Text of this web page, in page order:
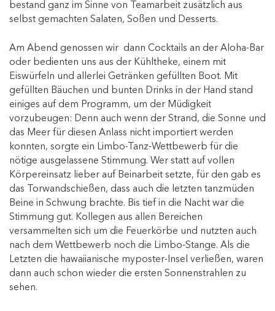
bestand ganz im Sinne von Teamarbeit zusätzlich aus
selbst gemachten Salaten, Soßen und Desserts.
Am Abend genossen wir dann Cocktails an der Aloha-Bar
oder bedienten uns aus der Kühltheke, einem mit
Eiswürfeln und allerlei Getränken gefüllten Boot. Mit
gefüllten Bäuchen und bunten Drinks in der Hand stand
einiges auf dem Programm, um der Müdigkeit
vorzubeugen: Denn auch wenn der Strand, die Sonne und
das Meer für diesen Anlass nicht importiert werden
konnten, sorgte ein Limbo-Tanz-Wettbewerb für die
nötige ausgelassene Stimmung. Wer statt auf vollen
Körpereinsatz lieber auf Beinarbeit setzte, für den gab es
das Torwandschießen, dass auch die letzten tanzmüden
Beine in Schwung brachte. Bis tief in die Nacht war die
Stimmung gut. Kollegen aus allen Bereichen
versammelten sich um die Feuerkörbe und nutzten auch
nach dem Wettbewerb noch die Limbo-Stange. Als die
Letzten die hawaiianische myposter-Insel verließen, waren
dann auch schon wieder die ersten Sonnenstrahlen zu
sehen.